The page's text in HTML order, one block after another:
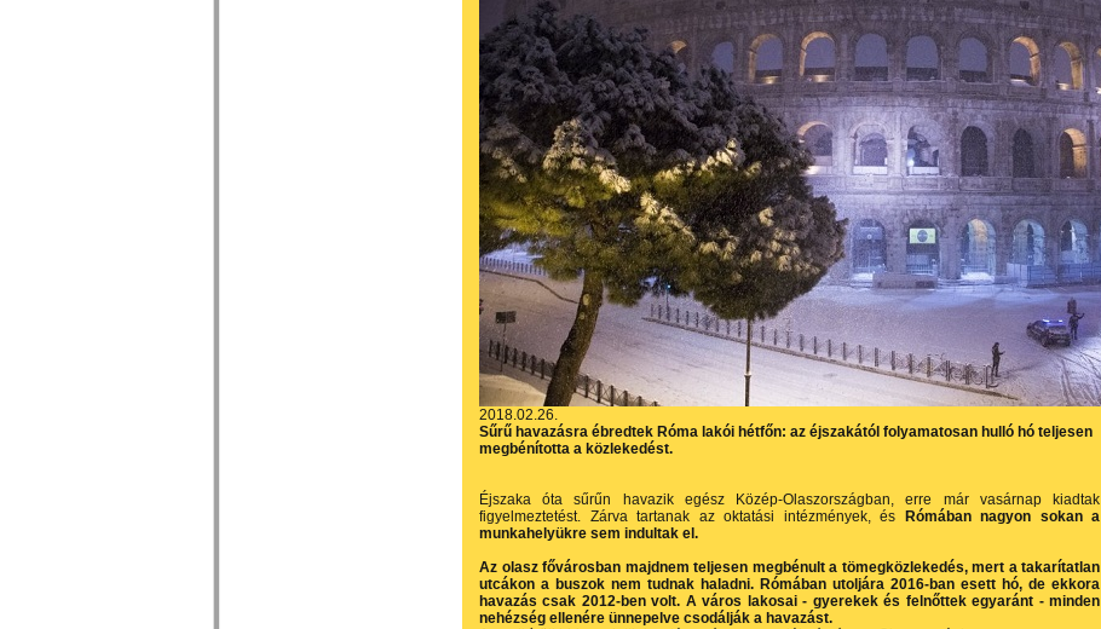
2018.02.26.
Sűrű havazásra ébredtek Róma lakói hétfőn: az éjszakától folyamatosan hulló hó teljesen
megbénította a közlekedést.
Éjszaka óta sűrűn havazik egész Közép-Olaszországban, erre már vasárnap kiadtak
figyelmeztetést. Zárva tartanak az oktatási intézmények, és
Rómában nagyon sokan a
munkahelyükre sem indultak el.
Az olasz fővárosban majdnem teljesen megbénult a tömegközlekedés, mert a takarítatlan
utcákon a buszok nem tudnak haladni. Rómában utoljára 2016-ban esett hó, de ekkora
havazás csak 2012-ben volt. A város lakosai - gyerekek és felnőttek egyaránt - minden
nehézség ellenére ünnepelve csodálják a havazást.